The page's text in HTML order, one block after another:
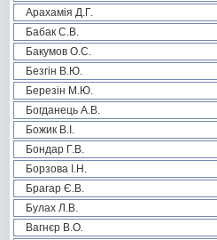
Арахамія Д.Г.
Бабак С.В.
Бакумов О.С.
Безгін В.Ю.
Березін М.Ю.
Богданець А.В.
Божик В.І.
Бондар Г.В.
Борзова І.Н.
Брагар Є.В.
Булах Л.В.
Вагнєр В.О.